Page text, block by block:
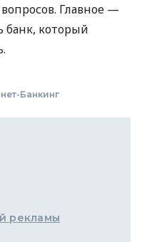
Главное —
банк, который
Банкинг
рекламы